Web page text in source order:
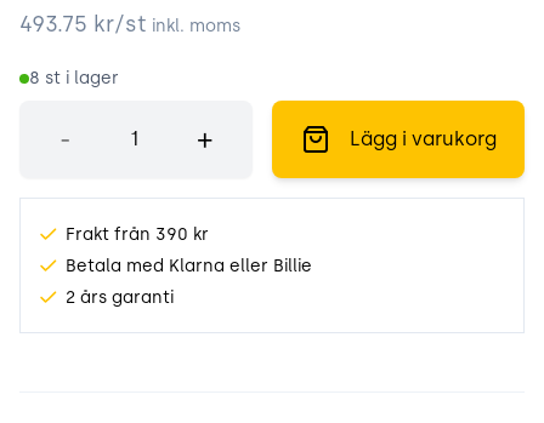
493.75 kr/st inkl. moms
8 st i lager
- + Lägg i varukorg
Frakt från 390 kr
Betala med Klarna eller Billie
2 års garanti